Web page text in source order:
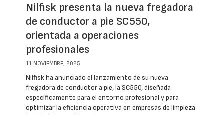
Nilfisk presenta la nueva fregadora
de conductor a pie SC550,
orientada a operaciones
profesionales
11 NOVIEMBRE, 2025
Nilfisk ha anunciado el lanzamiento de su nueva
fregadora de conductor a pie, la SC550, diseñada
específicamente para el entorno profesional y para
optimizar la eficiencia operativa en empresas de limpieza